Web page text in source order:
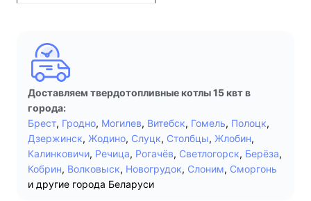
Доставляем твердотопливные котлы 15 квт в
города:
Брест, Гродно, Могилев, Витебск, Гомель, Полоцк,
Дзержинск, Жодино, Слуцк, Столбцы, Жлобин,
Калинковичи, Речица, Рогачёв, Светлогорск, Берёза,
Кобрин, Волковыск, Новогрудок, Слоним, Сморгонь
и другие города Беларуси